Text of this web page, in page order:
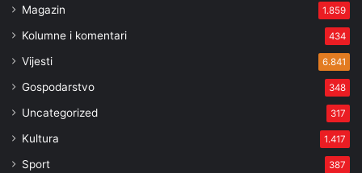
Magazin 1.859
Kolumne i komentari 434
Vijesti 6.841
Gospodarstvo 348
Uncategorized 317
Kultura 1.417
Sport 387